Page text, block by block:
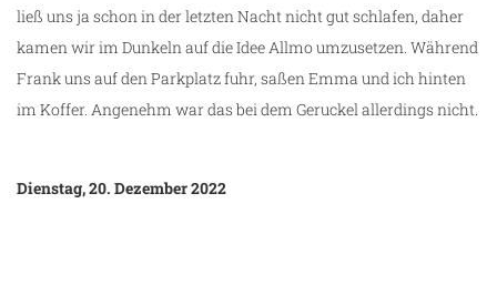
ließ uns ja schon in der letzten Nacht nicht gut schlafen, daher
kamen wir im Dunkeln auf die Idee Allmo umzusetzen. Während
Frank uns auf den Parkplatz fuhr, saßen Emma und ich hinten
im Koffer. Angenehm war das bei dem Geruckel allerdings nicht.
Dienstag, 20. Dezember 2022